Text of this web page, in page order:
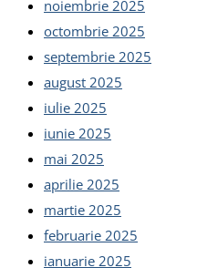
noiembrie 2025
octombrie 2025
septembrie 2025
august 2025
iulie 2025
iunie 2025
mai 2025
aprilie 2025
martie 2025
februarie 2025
ianuarie 2025